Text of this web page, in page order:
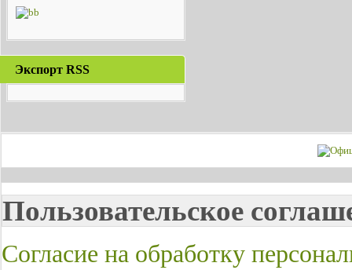
Экспорт RSS
Пользовательское
Согласие на обработку